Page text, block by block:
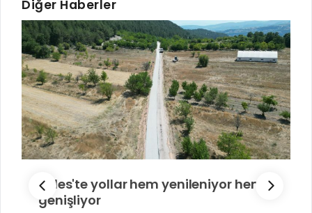
Diğer Haberler
Keles'te yollar hem yenileniyor hem
genişliyor